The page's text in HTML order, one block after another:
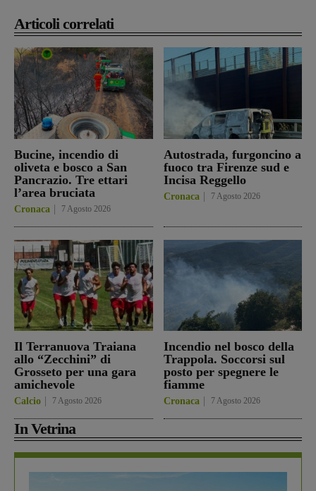
Articoli correlati
Bucine, incendio di
oliveta e bosco a San
Pancrazio. Tre ettari
l’area bruciata
Cronaca 7 Agosto 2026
Autostrada, furgoncino a
fuoco tra Firenze sud e
Incisa Reggello
Cronaca 7 Agosto 2026
Il Terranuova Traiana
allo “Zecchini” di
Grosseto per una gara
amichevole
Calcio 7 Agosto 2026
Incendio nel bosco della
Trappola. Soccorsi sul
posto per spegnere le
fiamme
Cronaca 7 Agosto 2026
In Vetrina